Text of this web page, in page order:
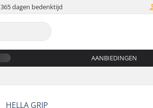
365 dagen bedenktijd
AANBIEDINGEN
HELLA GRIP